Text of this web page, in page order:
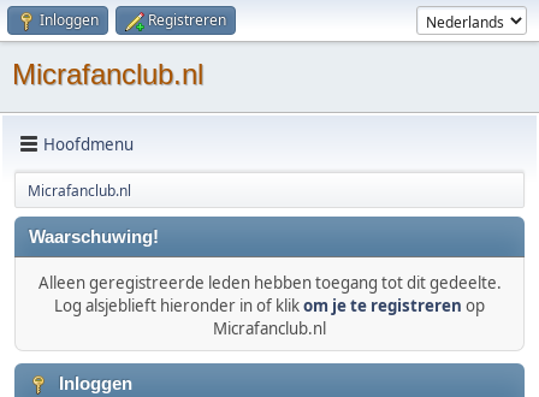
Inloggen Registreren
Micrafanclub.nl
Hoofdmenu
Micrafanclub.nl
Waarschuwing!
Alleen geregistreerde leden hebben toegang tot dit gedeelte.
Log alsjeblieft hieronder in of klikom je te registreren op
Micrafanclub.nl
Inloggen